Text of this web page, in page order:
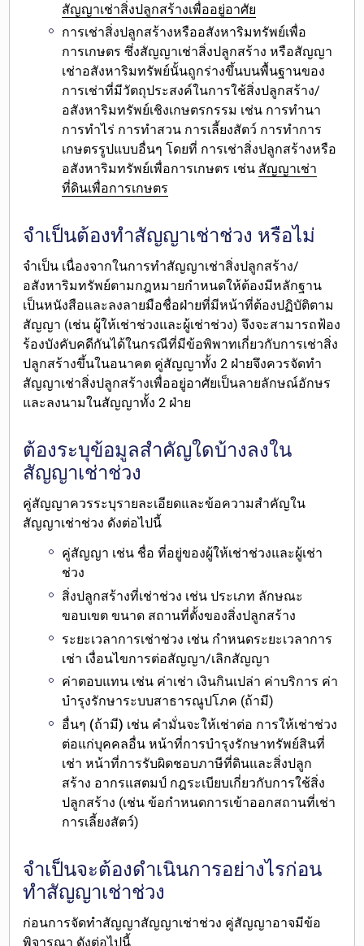
สัญญาเช่าสิ่งปลูกสร้างเพื่ออยู่อาศัย
การเช่าสิ่งปลูกสร้างหรืออสังหาริมทรัพย์เพื่อ
การเกษตรซึ่งสัญญาเช่าสิ่งปลูกสร้าง หรือสัญญา
เช่าอสังหาริมทรัพย์นั้นถูกร่างขึ้นบนพื้นฐานของ
การเช่าที่มีวัตถุประสงค์ในการใช้สิ่งปลูกสร้าง/
อสังหาริมทรัพย์เชิงเกษตรกรรม เช่น การทำนา
การทำไร่ การทำสวน การเลี้ยงสัตว์ การทำการ
เกษตรรูปแบบอื่นๆ โดยที่ การเช่าสิ่งปลูกสร้างหรือ
อสังหาริมทรัพย์เพื่อการเกษตร เช่น สัญญาเช่า
ที่ดินเพื่อการเกษตร
จำเป็นต้องทำสัญญาเช่าช่วง หรือไม่
จำเป็น เนื่องจากในการทำสัญญาเช่าสิ่งปลูกสร้าง/
อสังหาริมทรัพย์ตามกฎหมายกำหนดให้ต้องมีหลักฐาน
เป็นหนังสือและลงลายมือชื่อฝ่ายที่มีหน้าที่ต้องปฏิบัติตาม
สัญญา (เช่น ผู้ให้เช่าช่วงและผู้เช่าช่วง) จึงจะสามารถฟ้อง
ร้องบังคับคดีกันได้ในกรณีที่มีข้อพิพาทเกี่ยวกับการเช่าสิ่ง
ปลูกสร้างขึ้นในอนาคต คู่สัญญาทั้ง 2 ฝ่ายจึงควรจัดทำ
สัญญาเช่าสิ่งปลูกสร้างเพื่ออยู่อาศัยเป็นลายลักษณ์อักษร
และลงนามในสัญญาทั้ง 2 ฝ่าย
ต้องระบุข้อมูลสำคัญใดบ้างลงใน
สัญญาเช่าช่วง
คู่สัญญาควรระบุรายละเอียดและข้อความสำคัญใน
สัญญาเช่าช่วง ดังต่อไปนี้
คู่สัญญา เช่น ชื่อ ที่อยู่ของผู้ให้เช่าช่วงและผู้เช่า
ช่วง
สิ่งปลูกสร้างที่เช่าช่วง เช่น ประเภท ลักษณะ
ขอบเขต ขนาด สถานที่ตั้งของสิ่งปลูกสร้าง
ระยะเวลาการเช่าช่วง เช่น กำหนดระยะเวลาการ
เช่า เงื่อนไขการต่อสัญญา/เลิกสัญญา
ค่าตอบแทน เช่น ค่าเช่า เงินกินเปล่า ค่าบริการ ค่า
บำรุงรักษาระบบสาธารณูปโภค (ถ้ามี)
อื่นๆ (ถ้ามี) เช่น คำมั่นจะให้เช่าต่อ การให้เช่าช่วง
ต่อแก่บุคคลอื่น หน้าที่การบำรุงรักษาทรัพย์สินที่
เช่า หน้าที่การรับผิดชอบภาษีที่ดินและสิ่งปลูก
สร้าง อากรแสตมป์ กฎระเบียบเกี่ยวกับการใช้สิ่ง
ปลูกสร้าง (เช่น ข้อกำหนดการเข้าออกสถานที่เช่า
การเลี้ยงสัตว์)
จำเป็นจะต้องดำเนินการอย่างไรก่อน
ทำสัญญาเช่าช่วง
ก่อนการจัดทำสัญญาสัญญาเช่าช่วง คู่สัญญาอาจมีข้อ
พิจารณา ดังต่อไปนี้